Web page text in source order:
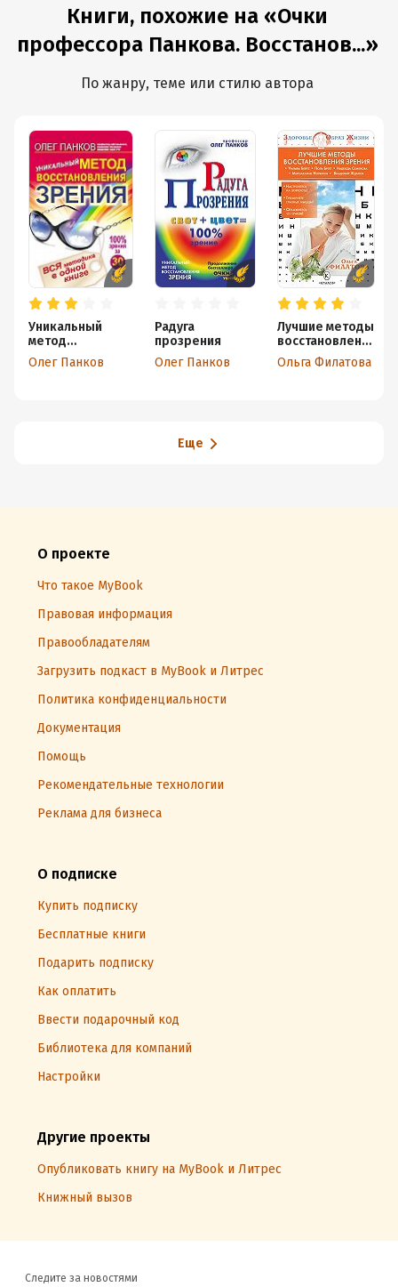
Книги, похожие на «Очки
профессора Панкова. Восстанов...»
По жанру, теме или стилю автора
Уникальный
метод
восстановления
зрения. Вся
Олег Панков
Радуга
прозрения
Олег Панков
Лучшие методы
восстановлени
я зрения
Ольга Филатова
Еще
О проекте
Что такое MyBook
Правовая информация
Правообладателям
Загрузить подкаст в MyBook и Литрес
Политика конфиденциальности
Документация
Помощь
Рекомендательные технологии
Реклама для бизнеса
О подписке
Купить подписку
Бесплатные книги
Подарить подписку
Как оплатить
Ввести подарочный код
Библиотека для компаний
Настройки
Другие проекты
Опубликовать книгу на MyBook и Литрес
Книжный вызов
Следите за новостями